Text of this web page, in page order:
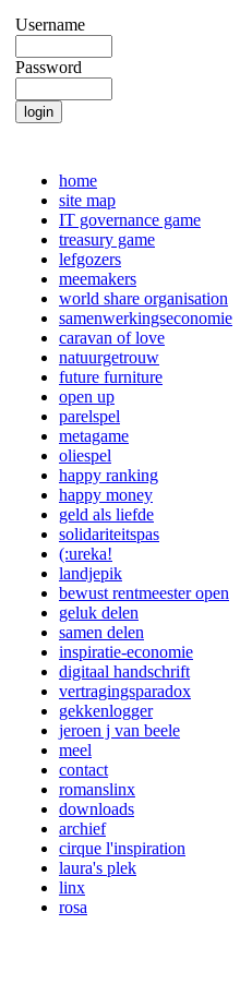
Username
Password
home
site map
IT governance game
treasury game
lefgozers
meemakers
world share organisation
samenwerkingseconomie
caravan of love
natuurgetrouw
future furniture
open up
parelspel
metagame
oliespel
happy ranking
happy money
geld als liefde
solidariteitspas
(:ureka!
landjepik
bewust rentmeester open
geluk delen
samen delen
inspiratie-economie
digitaal handschrift
vertragingsparadox
gekkenlogger
jeroen j van beele
meel
contact
romanslinx
downloads
archief
cirque l'inspiration
laura's plek
linx
rosa